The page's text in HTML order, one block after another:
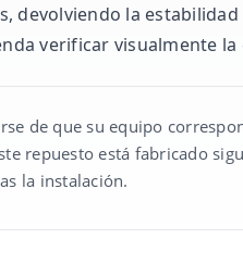
devolviendo la
verificar visualmente
de que su equipo
repuesto está fabricado
la instalación.